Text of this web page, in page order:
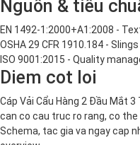
Nguồn & tiêu
EN 1492-1:2000+A1:2008 -
OSHA 29 CFR 1910.184 - Slings
ISO 9001:2015 - Quality
Diem cot loi
Cáp Vải Cẩu Hàng 2 Đầu Mắt 3
can co cau truc ro rang, co the
Schema, tac gia va ngay cap